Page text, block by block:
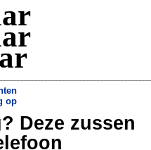
op
dronken bestuurder wordt in
drie keer aangehouden door
»
Deze zussen